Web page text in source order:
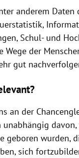
anderem Daten
Schul- und
Wege der
gut
an der
unabhängig
geboren wurden,
sich